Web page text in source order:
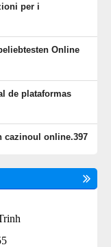
per i
Online
de plataformas
cazinoul online.397